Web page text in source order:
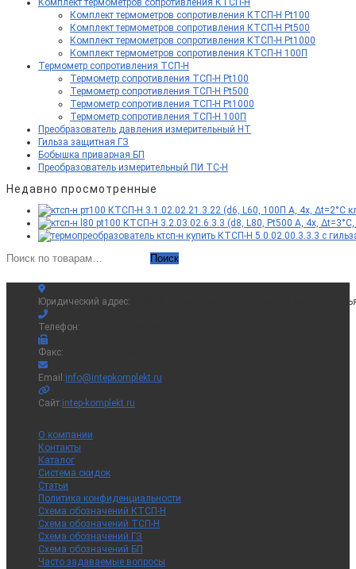
Комплект термометров сопротивления КТСП-Н
Комплект термометров сопротивления КТСП-Н Pt100
Комплект термометров сопротивления КТСП-Н Pt500
Комплект термометров сопротивления КТСП-Н Pt1000
Комплект термометров сопротивления КТСП-Н 100П
Термометр сопротивления ТСП-Н
Термометр сопротивления ТСП-Н Pt100
Термометр сопротивления ТСП-Н Pt500
Термометр сопротивления ТСП-Н Pt1000
Термометр сопротивления ТСП-Н 100П
Преобразователь давления измерительный НТ
Гильза защитная ГЗ
Бобышка приварная БП
Преобразователь измерительный ПИ ТС-Н
Недавно просмотренные
КТСП-Н 3.1.02.02.21.3.22 (d6, L60, 100П A, 4х, Δt=2°C
КТСП-Н 3.2.03.02.6.3.3 (d8, L80, Pt500 A, 4х,
КТСП-Н 5.0.02.00.3.3.3 с
Искать:
Поиск
Юридический адрес: 214036, Смоленская обл., г. Смоленск, ул.
Телефон:
Факс:
Email:info@intepkomplekt.ru
Сайт:intep-komplekt.ru
О компании
Контакты
Каталог
Система скидок
Статьи
Политика конфиденциальности
Схема обозначений КТСП-Н
Схема обозначений ТСП-Н
Схема обозначений ГЗ
Схема обозначений БП
Часто задаваемые вопросы